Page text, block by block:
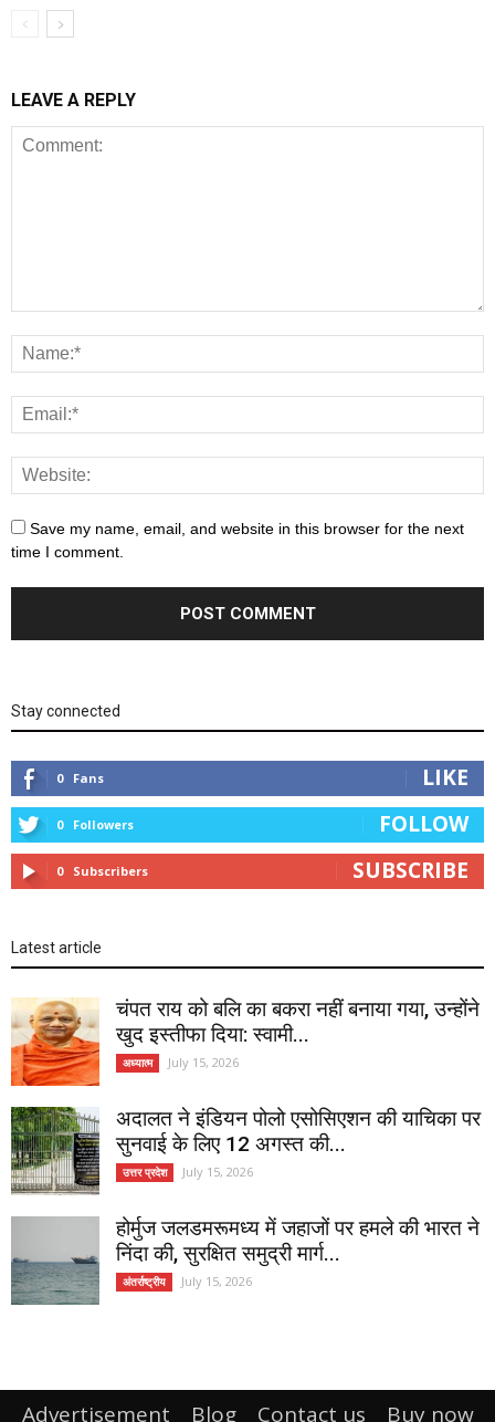
LEAVE A REPLY
Save my name, email, and website in this browser for the next
time I comment.
Stay connected
0 Fans LIKE
0 Followers FOLLOW
0 Subscribers SUBSCRIBE
Latest article
चंपत राय को बलि का बकरा नहीं बनाया गया, उन्होंने
खुद इस्तीफा दिया: स्वामी...
अध्यात्म July 15, 2026
अदालत ने इंडियन पोलो एसोसिएशन की याचिका पर
सुनवाई के लिए 12 अगस्त की...
उत्तर प्रदेश July 15, 2026
होर्मुज जलडमरूमध्य में जहाजों पर हमले की भारत ने
निंदा की, सुरक्षित समुद्री मार्ग...
अंतर्राष्ट्रीय July 15, 2026
Advertisement Blog Contact us Buy now